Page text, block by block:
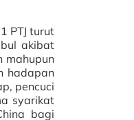
PTJ turut
akibat
mahupun
hadapan
pencuci
syarikat
bagi